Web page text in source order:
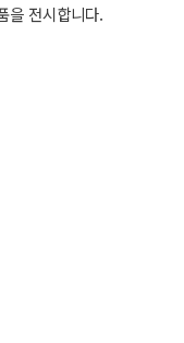
을 전시합니다.